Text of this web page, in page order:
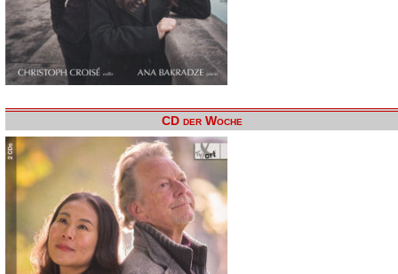
CD der Woche